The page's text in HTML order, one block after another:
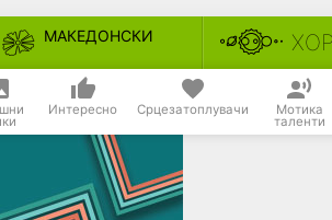
МАКЕДОНСКИ
НЕСЕКОЈДНЕВНИ
Интересно Срцезатоплувачи Мотика
таленти